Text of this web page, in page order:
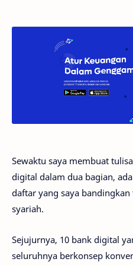
Sewaktu saya membuat
digital dalam dua bagian,
daftar yang saya
syariah.
Sejujurnya, 10 bank digital
seluruhnya berkonsep